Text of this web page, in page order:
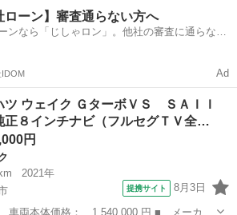
ック ＬＥＤ スマ
ートキー＆プッシュ
スタート パワーウ
アバック ＡＣ
ーレスエントリー
Ｗエアバック アイ
ドリングストップ
ローン】審査通らない方へ
ンなら「じしゃロン」。他社の審査に通らなか
Ad
ツ ウェイク ＧターボＶＳ ＳＡＩＩ
８インチナビ（フルセグＴＶ全…
円
2021年
提携サイト 8月3日